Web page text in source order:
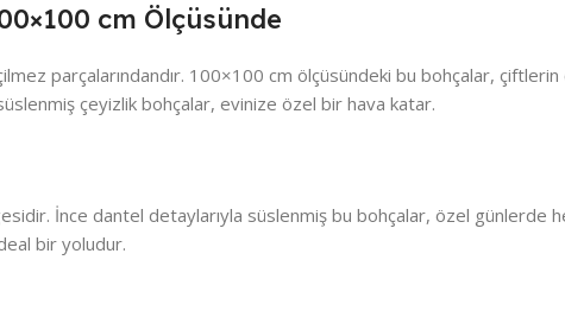
cm Ölçüsünde
parçalarındandır. 100×100 cm ölçüsündeki bu bohçalar,
çeyizlik bohçalar, evinize özel bir hava katar.
İnce dantel detaylarıyla süslenmiş bu bohçalar, özel günlerde
bir yoludur.